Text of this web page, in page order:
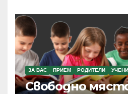
ЗА ВАС ПРИЕМ РОДИТЕЛИ
Свободно